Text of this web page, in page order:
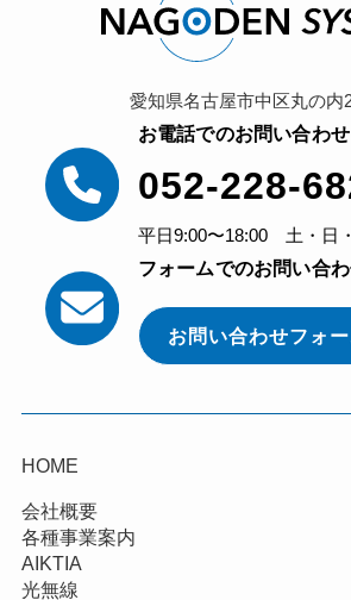
愛知県名古屋市中区丸の内
お電話でのお問い合わせ
052-228-
平日9:00〜18:00 土・日
フォームでのお問い合
お問い合わせフォ
HOME
会社概要
各種事業案内
AIKTIA
光無線